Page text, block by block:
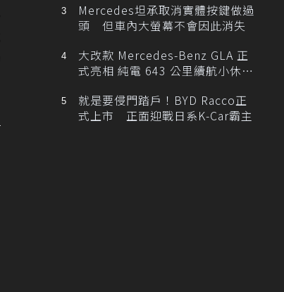
Mercedes坦承取消實體按鍵做過
頭 但車內大螢幕不會因此消失
大改款 Mercedes-Benz GLA 正
式亮相 純電 643 公里續航小休
就是要侵門踏戶！BYD Racco正
式上市 正面迎戰日系K-Car霸主